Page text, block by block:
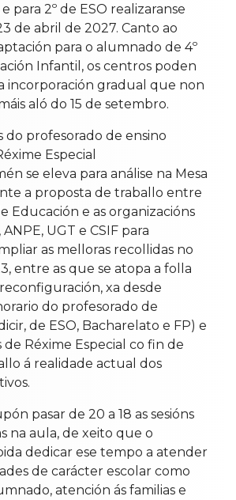
para 2º de ESO realizaranse
de abril de 2027. Canto ao
para o alumnado de 4º
Infantil, os centros poden
incorporación gradual que non
aló do 15 de setembro.
do profesorado de ensino
Especial
se eleva para análise na Mesa
a proposta de traballo entre
Educación e as organizacións
ANPE, UGT e CSIF para
as melloras recollidas no
entre as que se atopa a folla
xa desde
do profesorado de
de ESO, Bacharelato e FP) e
de Réxime Especial co fin de
á realidade actual dos
pasar de 20 a 18 as sesións
na aula, de xeito que o
dedicar ese tempo a atender
de carácter escolar como
atención ás familias e